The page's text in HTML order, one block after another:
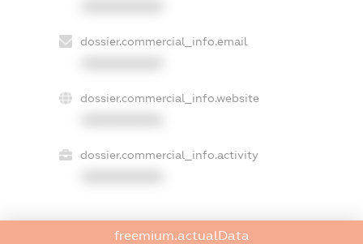
dossier.commercial_info.email
dossier.commercial_info.website
dossier.commercial_info.activity
freemium.actualData